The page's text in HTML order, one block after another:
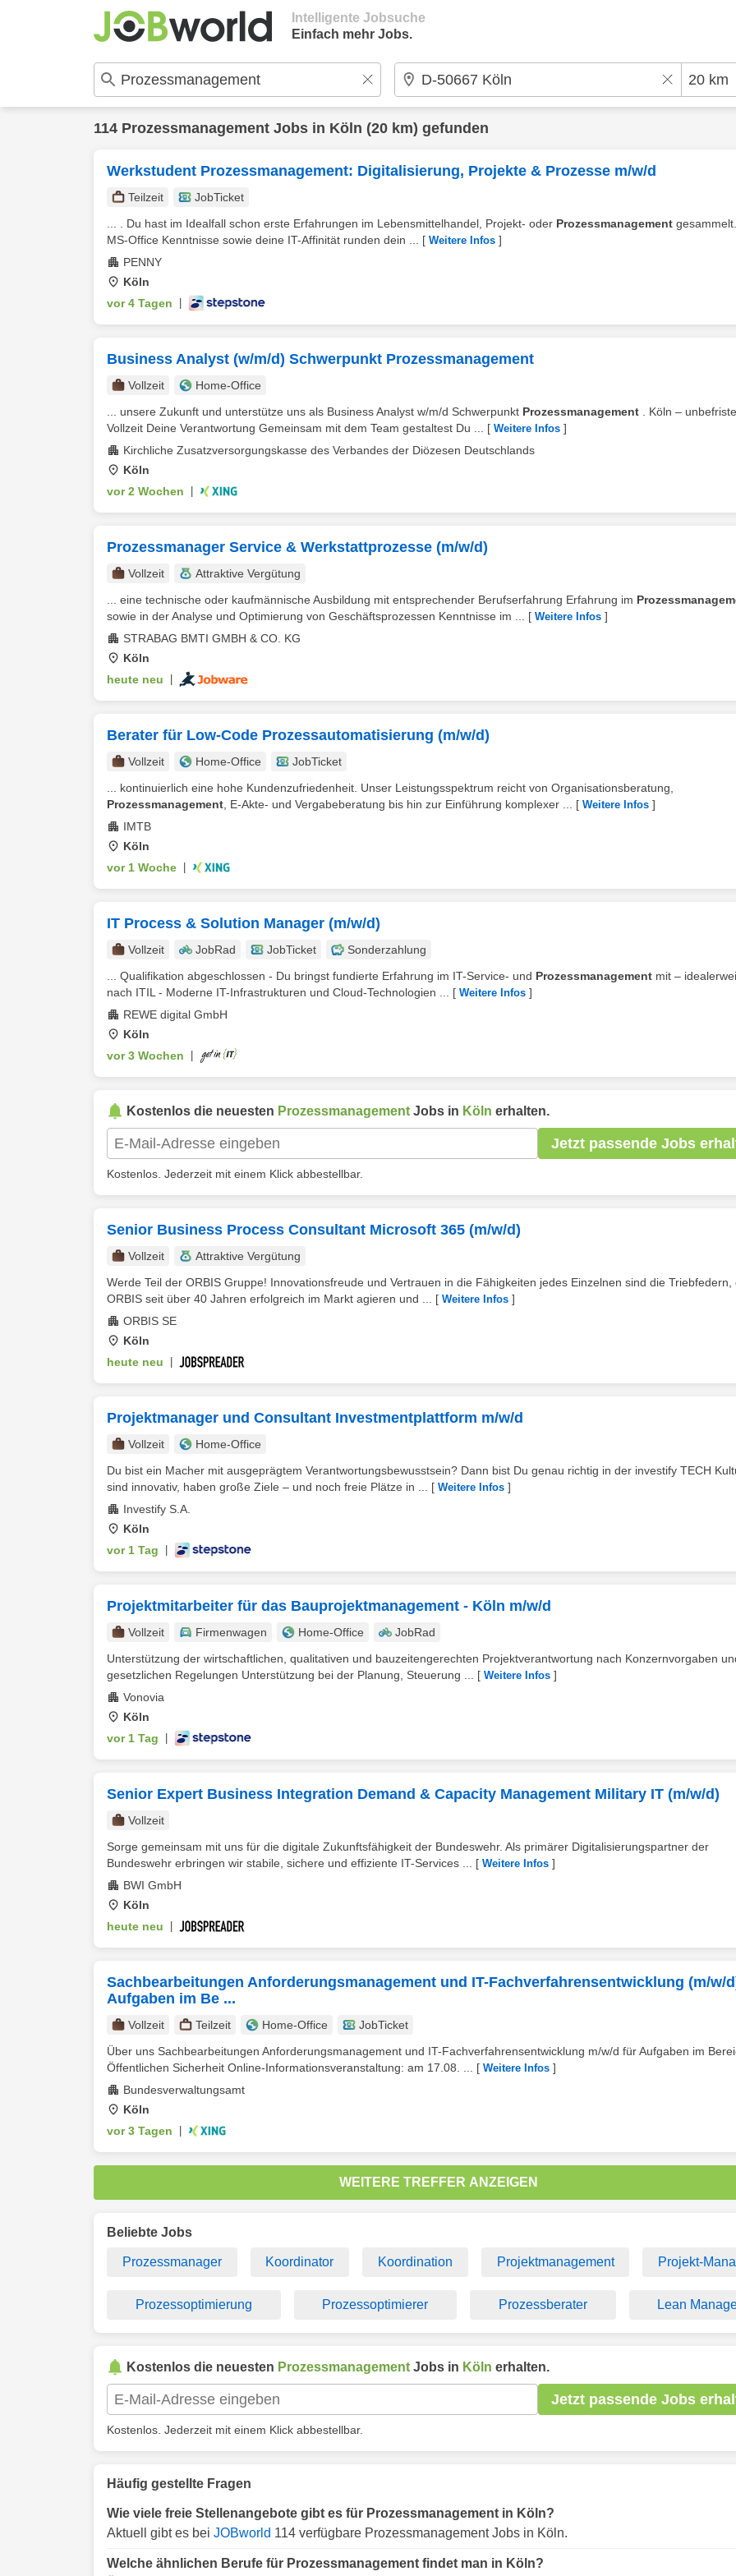
Intelligente Jobsuche
Einfach mehr Jobs.
114 Prozessmanagement Jobs in Köln (20 km) gefunden
Werkstudent Prozessmanagement: Digitalisierung, Projekte & Prozesse m/w/d
Teilzeit
JobTicket
... . Du hast im Idealfall schon erste Erfahrungen im Lebensmittelhandel, Projekt- oder Prozessmanagement
MS-Office Kenntnisse sowie deine IT-Affinität runden dein ...
[ Weitere Infos ]
PENNY
Köln
vor 4 Tagen
Business Analyst (w/m/d) Schwerpunkt Prozessmanagement
Vollzeit
Home-Office
... unsere Zukunft und unterstütze uns als Business Analyst w/m/d Schwerpunkt Prozessmanagement . Köln –
Vollzeit Deine Verantwortung Gemeinsam mit dem Team gestaltest Du ...
[ Weitere Infos ]
Kirchliche Zusatzversorgungskasse des Verbandes der Diözesen Deutschlands
Köln
vor 2 Wochen
Prozessmanager Service & Werkstattprozesse (m/w/d)
Vollzeit
Attraktive Vergütung
... eine technische oder kaufmännische Ausbildung mit entsprechender Berufserfahrung Erfahrung im
sowie in der Analyse und Optimierung von Geschäftsprozessen Kenntnisse im ...
[ Weitere Infos ]
STRABAG BMTI GMBH & CO. KG
Köln
heute neu
Berater für Low-Code Prozessautomatisierung (m/w/d)
Vollzeit Home-Office
JobTicket
... kontinuierlich eine hohe Kundenzufriedenheit. Unser Leistungsspektrum reicht von Organisationsberatung,
Prozessmanagement , E-Akte- und Vergabeberatung bis hin zur Einführung komplexer ... [ Weitere Infos ]
IMTB
Köln
vor 1 Woche
IT Process & Solution Manager (m/w/d)
Vollzeit JobRad JobTicket
Sonderzahlung
... Qualifikation abgeschlossen - Du bringst fundierte Erfahrung im IT-Service- und Prozessmanagement mit –
nach ITIL - Moderne IT-Infrastrukturen und Cloud-Technologien ...
[ Weitere Infos ]
REWE digital GmbH
Köln
vor 3 Wochen
Kostenlos die neuesten Prozessmanagement Jobs in Köln erhalten.
Jetzt passende Jobs
Kostenlos. Jederzeit mit einem Klick abbestellbar.
Senior Business Process Consultant Microsoft 365 (m/w/d)
Vollzeit
Attraktive Vergütung
Werde Teil der ORBIS Gruppe! Innovationsfreude und Vertrauen in die Fähigkeiten jedes Einzelnen sind die Triebfedern,
ORBIS seit über 40 Jahren erfolgreich im Markt agieren und ...
[ Weitere Infos ]
ORBIS SE
Köln
heute neu
Projektmanager und Consultant Investmentplattform m/w/d
Vollzeit
Home-Office
Du bist ein Macher mit ausgeprägtem Verantwortungsbewusstsein? Dann bist Du genau richtig in der investify TECH
sind innovativ, haben große Ziele – und noch freie Plätze in ...
[ Weitere Infos ]
Investify S.A.
Köln
vor 1 Tag
Projektmitarbeiter für das Bauprojektmanagement - Köln m/w/d
Vollzeit Firmenwagen Home-Office
JobRad
Unterstützung der wirtschaftlichen, qualitativen und bauzeitengerechten Projektverantwortung nach Konzernvorgaben
gesetzlichen Regelungen Unterstützung bei der Planung, Steuerung ...
[ Weitere Infos ]
Vonovia
Köln
vor 1 Tag
Senior Expert Business Integration Demand & Capacity Management Military IT (m/w/d)
Vollzeit
Sorge gemeinsam mit uns für die digitale Zukunftsfähigkeit der Bundeswehr. Als primärer Digitalisierungspartner der
Bundeswehr erbringen wir stabile, sichere und effiziente IT-Services ...
[ Weitere Infos ]
BWI GmbH
Köln
heute neu
Sachbearbeitungen Anforderungsmanagement und IT-Fachverfahrensentwicklung (m/w/
Aufgaben im Be ...
Vollzeit Teilzeit Home-Office
JobTicket
Über uns Sachbearbeitungen Anforderungsmanagement und IT-Fachverfahrensentwicklung m/w/d für Aufgaben im
Öffentlichen Sicherheit Online-Informationsveranstaltung: am 17.08. ...
[ Weitere Infos ]
Bundesverwaltungsamt
Köln
vor 3 Tagen
WEITERE TREFFER ANZEIGEN
Beliebte Jobs
Prozessmanager Koordinator Koordination Projektmanagement Projekt-
Prozessoptimierung Prozessoptimierer Prozessberater Lean
Kostenlos die neuesten Prozessmanagement Jobs in Köln erhalten.
Jetzt passende Jobs
Kostenlos. Jederzeit mit einem Klick abbestellbar.
Häufig gestellte Fragen
Wie viele freie Stellenangebote gibt es für Prozessmanagement in Köln?
Aktuell gibt es bei JOBworld 114 verfügbare Prozessmanagement Jobs in Köln.
Welche ähnlichen Berufe für Prozessmanagement findet man in Köln?